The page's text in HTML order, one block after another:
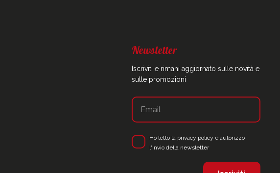
Newsletter
Iscriviti e rimani aggiornato sulle novità e
sulle promozioni
Ho letto la privacy policy e autorizzo
l'invio della newsletter